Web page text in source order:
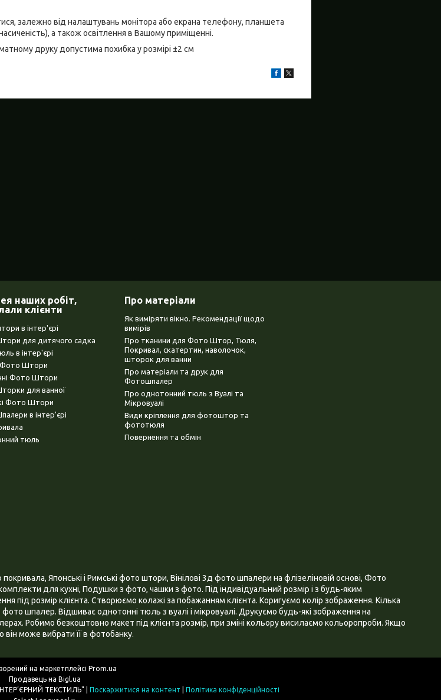
залежно від налаштувань монітора або екрана телефону, планшета
а також освітлення в Вашому приміщенні.
друку допустима похибка у розмірі ±2 см
наших робіт,
клієнти
в інтер'єрі
для дитячого садка
в інтер'єрі
Фото Штори
Фото Штори
для ванної
Фото Штори
в інтер'єрі
тюль
Про матеріали
Як виміряти вікно. Рекомендації щодо
вимірів
Про тканини для Фото Штор, Тюля,
Покривал, скатертин, наволочок,
шторок для ванни
Про матеріали та друк для
Фотошпалер
Про однотонний тюль з Вуалі та
Мікровуалі
Види кріплення для фотоштор та
фототюля
Повернення та обмін
Японські і Римські фото штори, Вінілові 3д фото шпалери на флізеліновій основі, Фото
для кухні, Подушки з фото, чашки з фото. Під індивідуальний розмір і з будь-яким
під розмір клієнта. Створюємо колажі за побажанням клієнта. Коригуємо колір зображення. Кілька
фото шпалер. Відшиває однотонні тюль з вуалі і мікровуалі. Друкуємо будь-які зображення на
Робимо безкоштовно макет під клієнта розмір, при зміні кольору висилаємо кольоропроби. Якщо
він може вибрати її в фотобанку.
на маркетплейсі Prom.ua
Продавець на Bigl.ua
Поскаржитися на контент
Політика конфіденційності